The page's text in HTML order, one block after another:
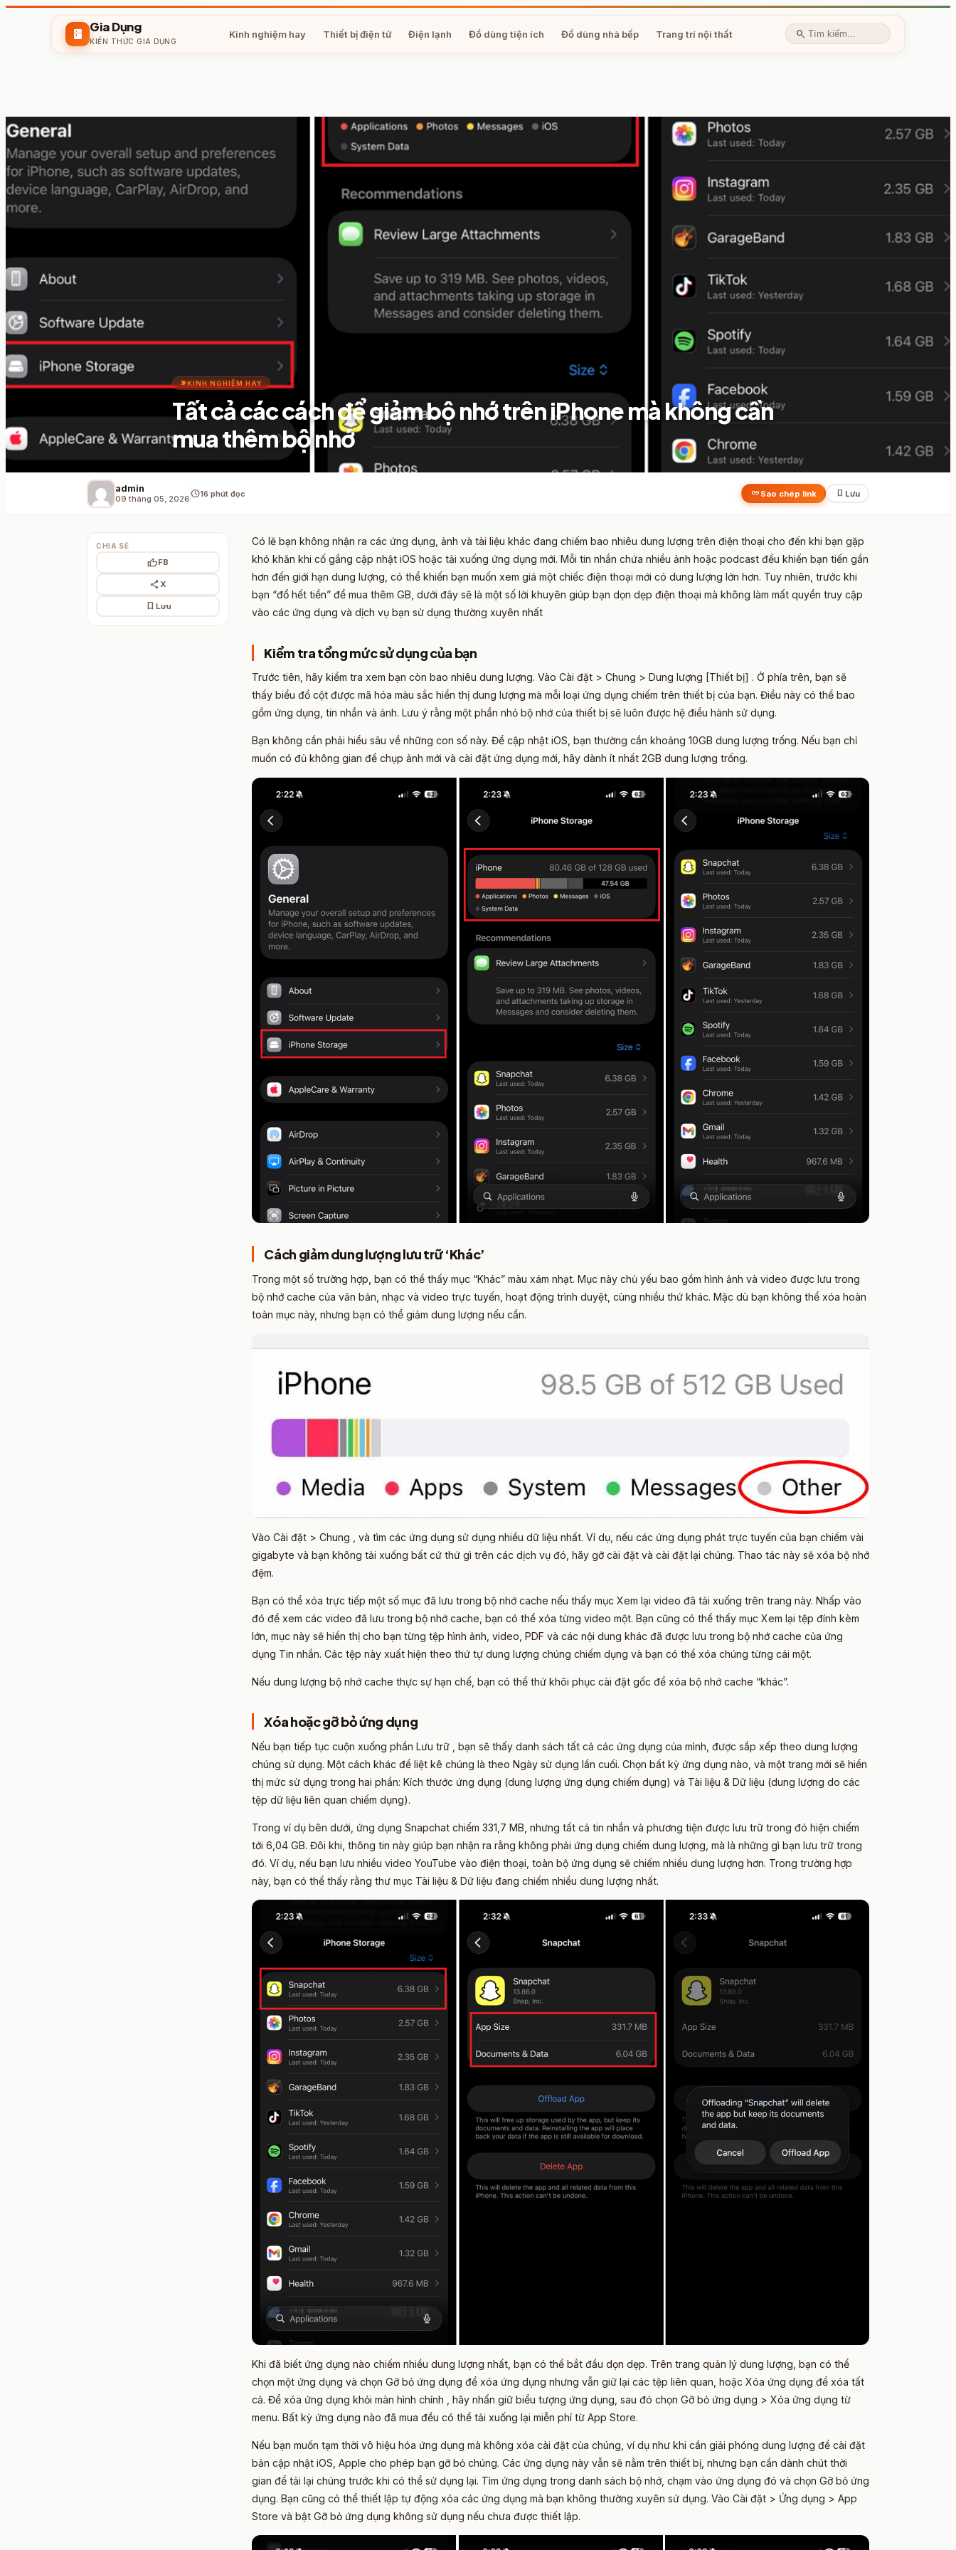
kitchen Gia Dụng
KIẾN THỨC GIA DỤNG
Kinh nghiệm hay Thiết bị điện tử Điện lạnh Đồ dùng tiện ích Đồ dùng nhà bếp Trang trí nội thất search
label_importantKINH NGHIỆM HAY
Tất cả các cách để giảm bộ nhớ trên iPhone mà không cần
mua thêm bộ nhớ
admin
09 tháng 05, 2026schedule16 phút đọc link Sao chép link bookmark Lưu
CHIA SẺ
thumb_upFB
share X
bookmark Lưu
Có lẽ bạn không nhận ra các ứng dụng, ảnh và tài liệu khác đang chiếm bao nhiêu dung lượng trên điện thoại cho đến khi bạn gặp
khó khăn khi cố gắng cập nhật iOS hoặc tải xuống ứng dụng mới. Mỗi tin nhắn chứa nhiều ảnh hoặc podcast đều khiến bạn tiến gần
hơn đến giới hạn dung lượng, có thể khiến bạn muốn xem giá một chiếc điện thoại mới có dung lượng lớn hơn. Tuy nhiên, trước khi
bạn “đổ hết tiền” để mua thêm GB, dưới đây sẽ là một số lời khuyên giúp bạn dọn dẹp điện thoại mà không làm mất quyền truy cập
vào các ứng dụng và dịch vụ bạn sử dụng thường xuyên nhất
Kiểm tra tổng mức sử dụng của bạn​
Trước tiên, hãy kiểm tra xem bạn còn bao nhiêu dung lượng. Vào Cài đặt > Chung > Dung lượng [Thiết bị] . Ở phía trên, bạn sẽ
thấy biểu đồ cột được mã hóa màu sắc hiển thị dung lượng mà mỗi loại ứng dụng chiếm trên thiết bị của bạn. Điều này có thể bao
gồm ứng dụng, tin nhắn và ảnh. Lưu ý rằng một phần nhỏ bộ nhớ của thiết bị sẽ luôn được hệ điều hành sử dụng.
Bạn không cần phải hiểu sâu về những con số này. Để cập nhật iOS, bạn thường cần khoảng 10GB dung lượng trống. Nếu bạn chỉ
muốn có đủ không gian để chụp ảnh mới và cài đặt ứng dụng mới, hãy dành ít nhất 2GB dung lượng trống.
Cách giảm dung lượng lưu trữ ‘Khác’​
Trong một số trường hợp, bạn có thể thấy mục “Khác” màu xám nhạt. Mục này chủ yếu bao gồm hình ảnh và video được lưu trong
bộ nhớ cache của văn bản, nhạc và video trực tuyến, hoạt động trình duyệt, cùng nhiều thứ khác. Mặc dù bạn không thể xóa hoàn
toàn mục này, nhưng bạn có thể giảm dung lượng nếu cần.
Vào Cài đặt > Chung , và tìm các ứng dụng sử dụng nhiều dữ liệu nhất. Ví dụ, nếu các ứng dụng phát trực tuyến của bạn chiếm vài
gigabyte và bạn không tải xuống bất cứ thứ gì trên các dịch vụ đó, hãy gỡ cài đặt và cài đặt lại chúng. Thao tác này sẽ xóa bộ nhớ
đệm.
Bạn có thể xóa trực tiếp một số mục đã lưu trong bộ nhớ cache nếu thấy mục Xem lại video đã tải xuống trên trang này. Nhấp vào
đó để xem các video đã lưu trong bộ nhớ cache, bạn có thể xóa từng video một. Bạn cũng có thể thấy mục Xem lại tệp đính kèm
lớn, mục này sẽ hiển thị cho bạn từng tệp hình ảnh, video, PDF và các nội dung khác đã được lưu trong bộ nhớ cache của ứng
dụng Tin nhắn. Các tệp này xuất hiện theo thứ tự dung lượng chúng chiếm dụng và bạn có thể xóa chúng từng cái một.
Nếu dung lượng bộ nhớ cache thực sự hạn chế, bạn có thể thử khôi phục cài đặt gốc để xóa bộ nhớ cache “khác”.
Xóa hoặc gỡ bỏ ứng dụng​
Nếu bạn tiếp tục cuộn xuống phần Lưu trữ , bạn sẽ thấy danh sách tất cả các ứng dụng của mình, được sắp xếp theo dung lượng
chúng sử dụng. Một cách khác để liệt kê chúng là theo Ngày sử dụng lần cuối. Chọn bất kỳ ứng dụng nào, và một trang mới sẽ hiển
thị mức sử dụng trong hai phần: Kích thước ứng dụng (dung lượng ứng dụng chiếm dụng) và Tài liệu & Dữ liệu (dung lượng do các
tệp dữ liệu liên quan chiếm dụng).
Trong ví dụ bên dưới, ứng dụng Snapchat chiếm 331,7 MB, nhưng tất cả tin nhắn và phương tiện được lưu trữ trong đó hiện chiếm
tới 6,04 GB. Đôi khi, thông tin này giúp bạn nhận ra rằng không phải ứng dụng chiếm dung lượng, mà là những gì bạn lưu trữ trong
đó. Ví dụ, nếu bạn lưu nhiều video YouTube vào điện thoại, toàn bộ ứng dụng sẽ chiếm nhiều dung lượng hơn. Trong trường hợp
này, bạn có thể thấy rằng thư mục Tài liệu & Dữ liệu đang chiếm nhiều dung lượng nhất.
Khi đã biết ứng dụng nào chiếm nhiều dung lượng nhất, bạn có thể bắt đầu dọn dẹp. Trên trang quản lý dung lượng, bạn có thể
chọn một ứng dụng và chọn Gỡ bỏ ứng dụng để xóa ứng dụng nhưng vẫn giữ lại các tệp liên quan, hoặc Xóa ứng dụng để xóa tất
cả. Để xóa ứng dụng khỏi màn hình chính , hãy nhấn giữ biểu tượng ứng dụng, sau đó chọn Gỡ bỏ ứng dụng > Xóa ứng dụng từ
menu. Bất kỳ ứng dụng nào đã mua đều có thể tải xuống lại miễn phí từ App Store.
Nếu bạn muốn tạm thời vô hiệu hóa ứng dụng mà không xóa cài đặt của chúng, ví dụ như khi cần giải phóng dung lượng để cài đặt
bản cập nhật iOS, Apple cho phép bạn gỡ bỏ chúng. Các ứng dụng này vẫn sẽ nằm trên thiết bị, nhưng bạn cần dành chút thời
gian để tải lại chúng trước khi có thể sử dụng lại. Tìm ứng dụng trong danh sách bộ nhớ, chạm vào ứng dụng đó và chọn Gỡ bỏ ứng
dụng. Bạn cũng có thể thiết lập tự động xóa các ứng dụng mà bạn không thường xuyên sử dụng. Vào Cài đặt > Ứng dụng > App
Store và bật Gỡ bỏ ứng dụng không sử dụng nếu chưa được thiết lập.